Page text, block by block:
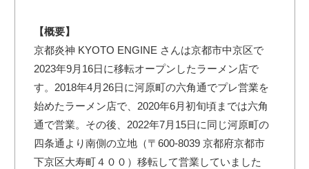
【概要】
京都炎神 KYOTO ENGINE さんは京都市中京区で
2023年9月16日に移転オープンしたラーメン店で
す。2018年4月26日に河原町の六角通でプレ営業を
始めたラーメン店で、2020年6月初旬頃までは六角
通で営業。その後、2022年7月15日に同じ河原町の
四条通より南側の立地（〒600-8039 京都府京都市
下京区大寿町４００）移転して営業していました